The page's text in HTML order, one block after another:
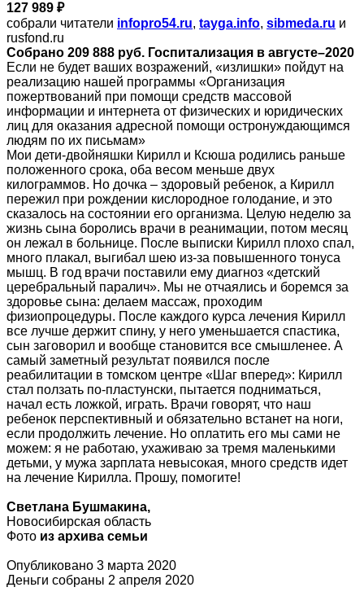
127 989 ₽
собрали читатели infopro54.ru, tayga.info, sibmeda.ru и
rusfond.ru
Собрано 209 888 руб. Госпитализация в августе–2020
Если не будет ваших возражений, «излишки» пойдут на
реализацию нашей программы «Организация
пожертвований при помощи средств массовой
информации и интернета от физических и юридических
лиц для оказания адресной помощи остронуждающимся
людям по их письмам»
Мои дети-двойняшки Кирилл и Ксюша родились раньше
положенного срока, оба весом меньше двух
килограммов. Но дочка – здоровый ребенок, а Кирилл
пережил при рождении кислородное голодание, и это
сказалось на состоянии его организма. Целую неделю за
жизнь сына боролись врачи в реанимации, потом месяц
он лежал в больнице. После выписки Кирилл плохо спал,
много плакал, выгибал шею из-за повышенного тонуса
мышц. В год врачи поставили ему диагноз «детский
церебральный паралич». Мы не отчаялись и боремся за
здоровье сына: делаем массаж, проходим
физиопроцедуры. После каждого курса лечения Кирилл
все лучше держит спину, у него уменьшается спастика,
сын заговорил и вообще становится все смышленее. А
самый заметный результат появился после
реабилитации в томском центре «Шаг вперед»: Кирилл
стал ползать по-пластунски, пытается подниматься,
начал есть ложкой, играть. Врачи говорят, что наш
ребенок перспективный и обязательно встанет на ноги,
если продолжить лечение. Но оплатить его мы сами не
можем: я не работаю, ухаживаю за тремя маленькими
детьми, у мужа зарплата невысокая, много средств идет
на лечение Кирилла. Прошу, помогите!
Светлана Бушмакина,
Новосибирская область
Фото из архива семьи
Опубликовано 3 марта 2020
Деньги собраны 2 апреля 2020